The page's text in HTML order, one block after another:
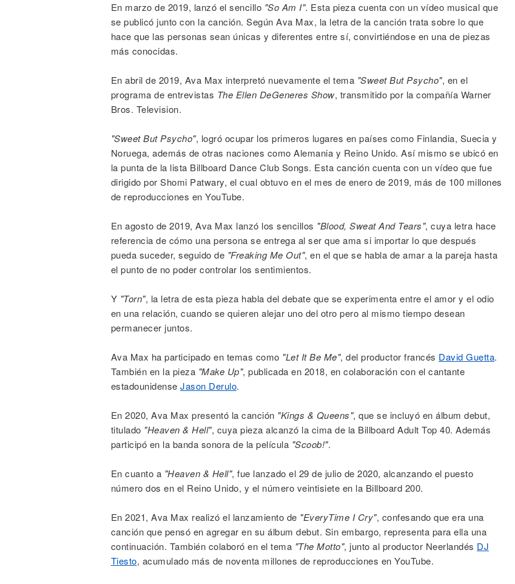
En marzo de 2019, lanzó el sencillo "So Am I". Esta pieza cuenta con un vídeo musical que
se publicó junto con la canción. Según Ava Max, la letra de la canción trata sobre lo que
hace que las personas sean únicas y diferentes entre sí, convirtiéndose en una de piezas
más conocidas.
En abril de 2019, Ava Max interpretó nuevamente el tema "Sweet But Psycho", en el
programa de entrevistas The Ellen DeGeneres Show, transmitido por la compañía Warner
Bros. Television.
"Sweet But Psycho", logró ocupar los primeros lugares en países como Finlandia, Suecia y
Noruega, además de otras naciones como Alemania y Reino Unido. Así mismo se ubicó en
la punta de la lista Billboard Dance Club Songs. Esta canción cuenta con un vídeo que fue
dirigido por Shomi Patwary, el cual obtuvo en el mes de enero de 2019, más de 100 millones
de reproducciones en YouTube.
En agosto de 2019, Ava Max lanzó los sencillos "Blood, Sweat And Tears", cuya letra hace
referencia de cómo una persona se entrega al ser que ama si importar lo que después
pueda suceder, seguido de "Freaking Me Out", en el que se habla de amar a la pareja hasta
el punto de no poder controlar los sentimientos.
Y "Torn", la letra de esta pieza habla del debate que se experimenta entre el amor y el odio
en una relación, cuando se quieren alejar uno del otro pero al mismo tiempo desean
permanecer juntos.
Ava Max ha participado en temas como "Let It Be Me", del productor francés David Guetta.
También en la pieza "Make Up", publicada en 2018, en colaboración con el cantante
estadounidense Jason Derulo.
En 2020, Ava Max presentó la canción "Kings & Queens", que se incluyó en álbum debut,
titulado "Heaven & Hell", cuya pieza alcanzó la cima de la Billboard Adult Top 40. Además
participó en la banda sonora de la película "Scoob!".
En cuanto a "Heaven & Hell", fue lanzado el 29 de julio de 2020, alcanzando el puesto
número dos en el Reino Unido, y el número veintisiete en la Billboard 200.
En 2021, Ava Max realizó el lanzamiento de "EveryTime I Cry", confesando que era una
canción que pensó en agregar en su álbum debut. Sin embargo, representa para ella una
continuación. También colaboró en el tema "The Motto", junto al productor Neerlandés DJ
Tiesto, acumulado más de noventa millones de reproducciones en YouTube.